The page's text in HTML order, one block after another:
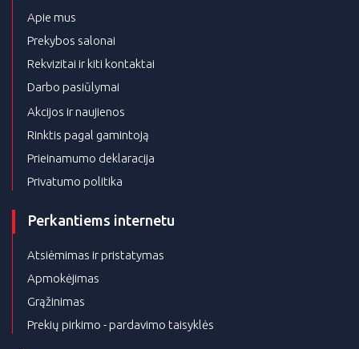
Apie mus
Prekybos salonai
Rekvizitai ir kiti kontaktai
Darbo pasiūlymai
Akcijos ir naujienos
Rinktis pagal gamintoją
Prieinamumo deklaracija
Privatumo politika
Perkantiems internetu
Atsiėmimas ir pristatymas
Apmokėjimas
Grąžinimas
Prekių pirkimo - pardavimo taisyklės